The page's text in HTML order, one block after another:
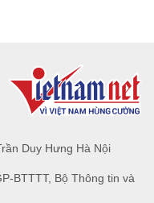
Duy Hưng Hà Nội
BTTTT, Bộ Thông tin và